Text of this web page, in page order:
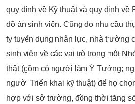
quy định về Kỹ thuật và quy định về
đồ án sinh viên. Cũng do nhu cầu
ty tuyển dụng nhân lực, nhà trường
sinh viên về các vai trò trong một
thật (gồm có người làm Ý Tưởng;
người Triển khai kỹ thuật) để họ
hợp với sở trường, đồng thời tăng